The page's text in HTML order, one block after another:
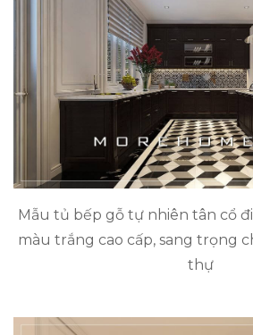
Mẫu tủ bếp gỗ tự nhiên tân cổ
màu trắng cao cấp, sang trọng
thự